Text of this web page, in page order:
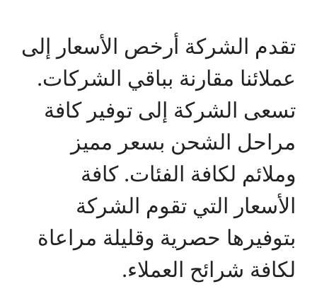
تقدم الشركة أرخص الأسعار إلى
عملائنا مقارنة بباقي الشركات.
تسعى الشركة إلى توفير كافة
مراحل الشحن بسعر مميز
وملائم لكافة الفئات. كافة
الأسعار التي تقوم الشركة
بتوفيرها حصرية وقليلة مراعاة
لكافة شرائح العملاء.